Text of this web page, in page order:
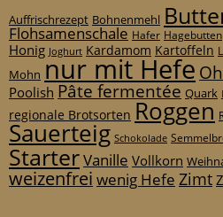
Auffrischrezept Bohnenmehl
Flohsamenschale Hafer Hagebutten
Honig Joghurt Kardamom Kartoffeln
Mohn nur mit Hefe
Poolish Pâte fermentée Quark
regionale Brotsorten Roggen
Sauerteig Schokolade
StarterVanille Vollkorn
weizenfrei wenig Hefe Zimt